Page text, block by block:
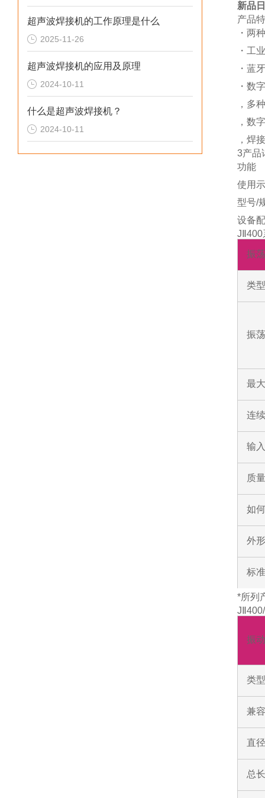
超声波焊接机的工作原理是什么
2025-11-26
超声波焊接机的应用及原理
2024-10-11
什么是超声波焊接机？
2024-10-11
新品
产品
・两
・工
・蓝
・数
，多
，数
，焊
3产品
功能
使用
型号/
设备
JⅡ400
振
类型
振
最
连
输
质
如
外
标
*所列
振
类型
兼
直
总